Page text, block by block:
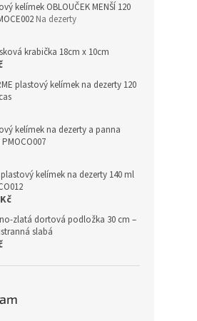
kelímek OBLOUČEK MENŠÍ 120
Na dezerty
krabička 18cm x 10cm
plastový kelímek na dezerty 120
kelímek na dezerty a panna
plastový kelímek na dezerty 140 ml
zlatá dortová podložka 30 cm –
slabá